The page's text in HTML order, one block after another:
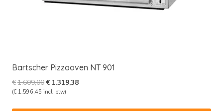
Bartscher Pizzaoven NT 901
€1.609,00Oorspronkelijke
prijs
€ 1.319,38Huidige
(€ 1.596,45 incl. btw)